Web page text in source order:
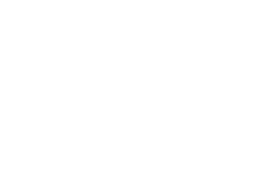
một
chỉ
đa
để